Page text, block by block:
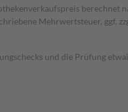
berechnet
Mehrwertsteuer, ggf.
und die Prüfung